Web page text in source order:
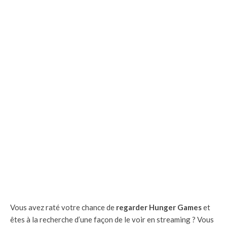
Vous avez raté votre chance de regarder Hunger Gameset
êtes à la recherche d’une façon de le voir en streaming ? Vous